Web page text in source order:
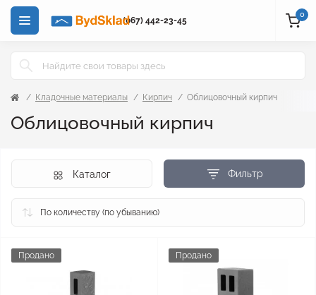
(067) 442-23-45
0
Кладочные материалы Кирпич Облицовочный кирпич
Облицовочный кирпич
Фильтр
Каталог
Продано Продано